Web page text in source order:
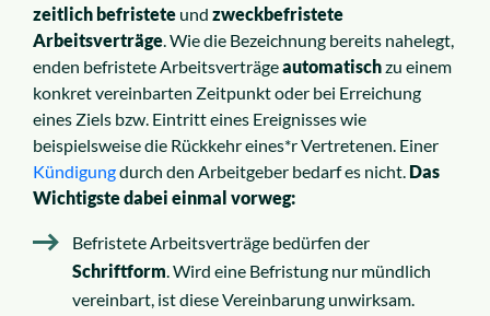
zeitlich befristete und zweckbefristete
Arbeitsverträge. Wie die Bezeichnung bereits nahelegt,
enden befristete Arbeitsverträgeautomatischzu einem
konkret vereinbarten Zeitpunkt oder bei Erreichung
eines Ziels bzw. Eintritt eines Ereignisses wie
beispielsweise die Rückkehr eines*r Vertretenen. Einer
Kündigungdurch den Arbeitgeber bedarf es nicht. Das
Wichtigste dabei einmal vorweg:
Befristete Arbeitsverträge bedürfen der
Schriftform. Wird eine Befristung nur mündlich
vereinbart, ist diese Vereinbarung unwirksam.